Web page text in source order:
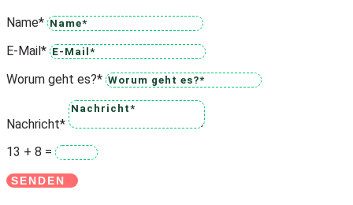
Name*
E-Mail*
Worum geht es?*
Nachricht*
13 + 8 =
SENDEN